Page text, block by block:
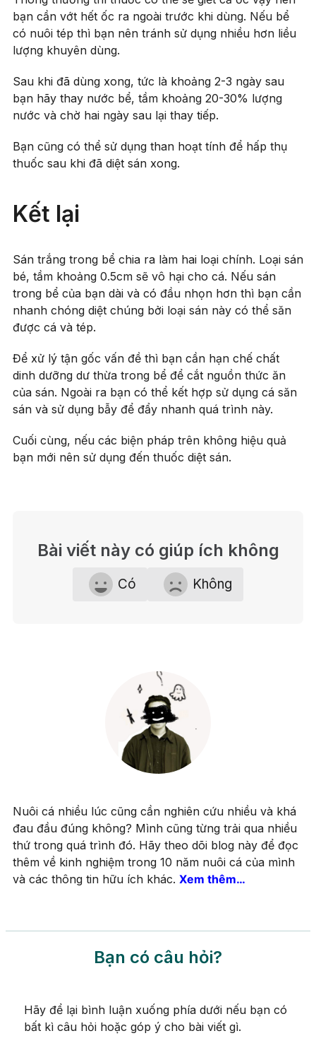
bạn cần vớt hết ốc ra ngoài trước khi dùng. Nếu bể
có nuôi tép thì bạn nên tránh sử dụng nhiều hơn liều
lượng khuyên dùng.
Sau khi đã dùng xong, tức là khoảng 2-3 ngày sau
bạn hãy thay nước bể, tầm khoảng 20-30% lượng
nước và chờ hai ngày sau lại thay tiếp.
Bạn cũng có thể sử dụng than hoạt tính để hấp thụ
thuốc sau khi đã diệt sán xong.
Kết lại
Sán trắng trong bể chia ra làm hai loại chính. Loại sán
bé, tầm khoảng 0.5cm sẽ vô hại cho cá. Nếu sán
trong bể của bạn dài và có đầu nhọn hơn thì bạn cần
nhanh chóng diệt chúng bởi loại sán này có thể săn
được cá và tép.
Để xử lý tận gốc vấn đề thì bạn cần hạn chế chất
dinh dưỡng dư thừa trong bể để cắt nguồn thức ăn
của sán. Ngoài ra bạn có thể kết hợp sử dụng cá săn
sán và sử dụng bẫy để đẩy nhanh quá trình này.
Cuối cùng, nếu các biện pháp trên không hiệu quả
bạn mới nên sử dụng đến thuốc diệt sán.
Bài viết này có giúp ích không
Có Không
Nuôi cá nhiều lúc cũng cần nghiên cứu nhiều và khá
đau đầu đúng không? Mình cũng từng trải qua nhiều
thứ trong quá trình đó. Hãy theo dõi blog này để đọc
thêm về kinh nghiệm trong 10 năm nuôi cá của mình
và các thông tin hữu ích khác. Xem thêm…
Bạn có câu hỏi?
Hãy để lại bình luận xuống phía dưới nếu bạn có
bất kì câu hỏi hoặc góp ý cho bài viết gì.